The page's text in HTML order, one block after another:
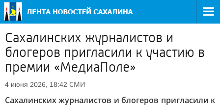
Сахалинских журналистов и
блогеров пригласили к участию в
премии «МедиаПоле»
4 июня 2026, 18:42 СМИ
Сахалинских журналистов и блогеров пригласили к